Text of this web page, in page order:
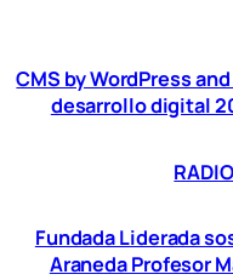
CMS by WordPress
desarrollo digital
Fundada Liderada
Araneda Profesor